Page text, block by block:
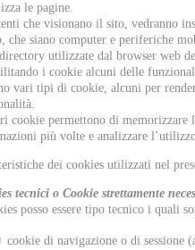
le pagine.
che visionano il sito, vedranno
che siano computer e periferiche
utilizzate dal browser web
i cookie alcuni delle
vari tipi di cookie, alcuni per
cookie permettono di memorizzare
più volte e analizzare
dei cookies utilizzati nel
tecnici o Cookie strettamente
posso essere tipo tecnico i quali
cookie di navigazione o di sessione